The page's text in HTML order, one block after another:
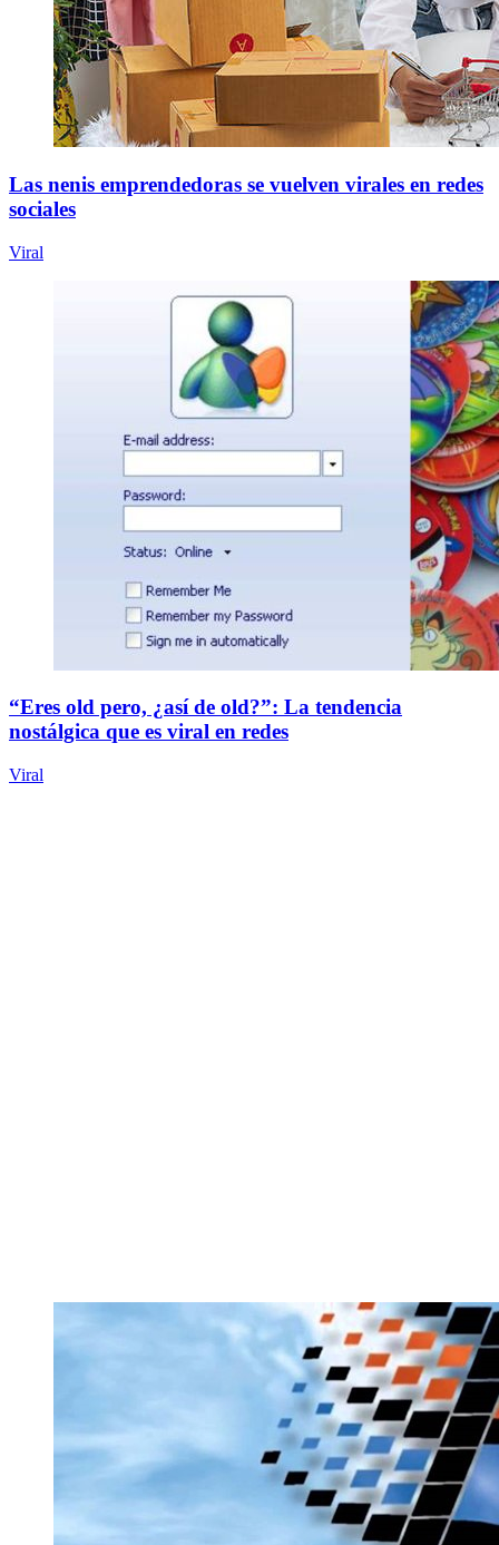
Las nenis emprendedoras se vuelven virales en redes
sociales
Viral
“Eres old pero, ¿así de old?”: La tendencia
nostálgica que es viral en redes
Viral